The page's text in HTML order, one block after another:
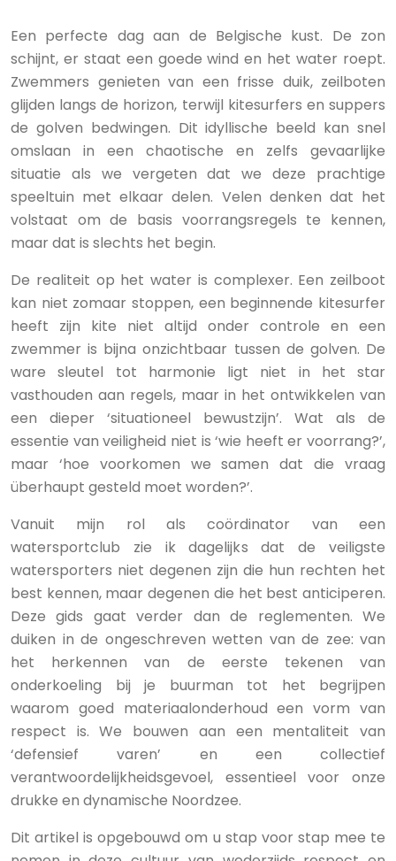
Een perfecte dag aan de Belgische kust. De zon
schijnt, er staat een goede wind en het water roept.
Zwemmers genieten van een frisse duik, zeilboten
glijden langs de horizon, terwijl kitesurfers en suppers
de golven bedwingen. Dit idyllische beeld kan snel
omslaan in een chaotische en zelfs gevaarlijke
situatie als we vergeten dat we deze prachtige
speeltuin met elkaar delen. Velen denken dat het
volstaat om de basis voorrangsregels te kennen,
maar dat is slechts het begin.
De realiteit op het water is complexer. Een zeilboot
kan niet zomaar stoppen, een beginnende kitesurfer
heeft zijn kite niet altijd onder controle en een
zwemmer is bijna onzichtbaar tussen de golven. De
ware sleutel tot harmonie ligt niet in het star
vasthouden aan regels, maar in het ontwikkelen van
een dieper ‘situationeel bewustzijn’. Wat als de
essentie van veiligheid niet is ‘wie heeft er voorrang?’,
maar ‘hoe voorkomen we samen dat die vraag
überhaupt gesteld moet worden?’.
Vanuit mijn rol als coördinator van een
watersportclub zie ik dagelijks dat de veiligste
watersporters niet degenen zijn die hun rechten het
best kennen, maar degenen die het best anticiperen.
Deze gids gaat verder dan de reglementen. We
duiken in de ongeschreven wetten van de zee: van
het herkennen van de eerste tekenen van
onderkoeling bij je buurman tot het begrijpen
waarom goed materiaalonderhoud een vorm van
respect is. We bouwen aan een mentaliteit van
‘defensief varen’ en een collectief
verantwoordelijkheidsgevoel, essentieel voor onze
drukke en dynamische Noordzee.
Dit artikel is opgebouwd om u stap voor stap mee te